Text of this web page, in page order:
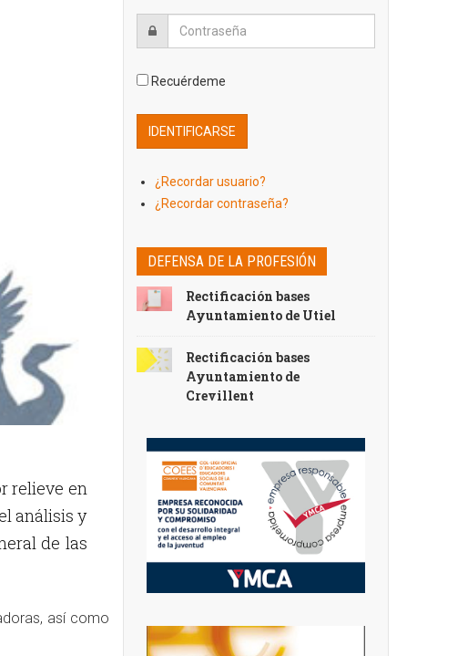
relieve en
análisis y
de las
así como
Recuérdeme
¿Recordar usuario?
¿Recordar contraseña?
DEFENSA DE LA PROFESIÓN
Rectificación bases
Ayuntamiento de Utiel
Rectificación bases
Ayuntamiento de
Crevillent